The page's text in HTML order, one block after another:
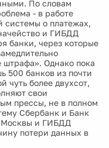
По словам
- в работе
системы о платежах,
и ГИБДД
банки, через которые
штрафа». Однако пока
500 банков из почти
чуть более двухсот,
свои
прессы, не в полном
Сбербанк и Банк
Москвы и ГИБДД
потери данных в